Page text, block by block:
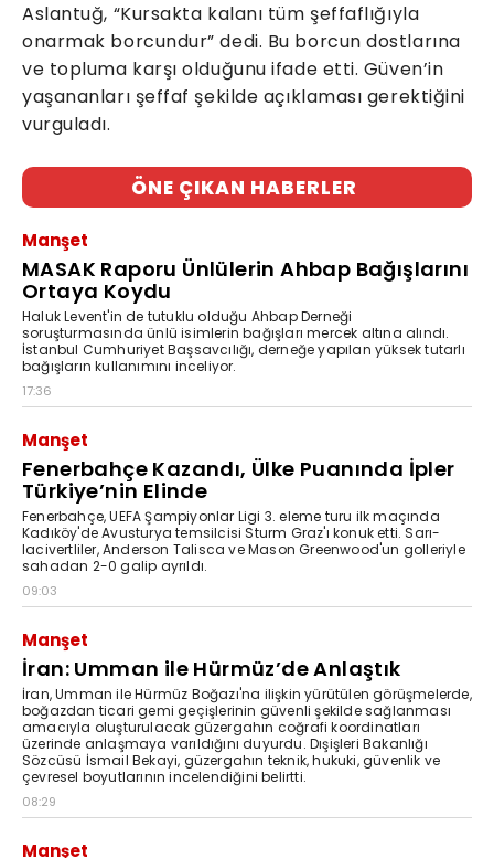
Aslantuğ, “Kursakta kalanı tüm şeffaflığıyla
onarmak borcundur” dedi. Bu borcun dostlarına
ve topluma karşı olduğunu ifade etti. Güven’in
yaşananları şeffaf şekilde açıklaması gerektiğini
vurguladı.
ÖNE ÇIKAN HABERLER
Manşet
MASAK Raporu Ünlülerin Ahbap Bağışlarını
Ortaya Koydu
Haluk Levent'in de tutuklu olduğu Ahbap Derneği
soruşturmasında ünlü isimlerin bağışları mercek altına alındı.
İstanbul Cumhuriyet Başsavcılığı, derneğe yapılan yüksek tutarlı
bağışların kullanımını inceliyor.
17:36
Manşet
Fenerbahçe Kazandı, Ülke Puanında İpler
Türkiye’nin Elinde
Fenerbahçe, UEFA Şampiyonlar Ligi 3. eleme turu ilk maçında
Kadıköy'de Avusturya temsilcisi Sturm Graz'ı konuk etti. Sarı-
lacivertliler, Anderson Talisca ve Mason Greenwood'un golleriyle
sahadan 2-0 galip ayrıldı.
09:03
Manşet
İran: Umman ile Hürmüz’de Anlaştık
İran, Umman ile Hürmüz Boğazı'na ilişkin yürütülen görüşmelerde,
boğazdan ticari gemi geçişlerinin güvenli şekilde sağlanması
amacıyla oluşturulacak güzergahın coğrafi koordinatları
üzerinde anlaşmaya varıldığını duyurdu. Dışişleri Bakanlığı
Sözcüsü İsmail Bekayi, güzergahın teknik, hukuki, güvenlik ve
çevresel boyutlarının incelendiğini belirtti.
08:29
Manşet